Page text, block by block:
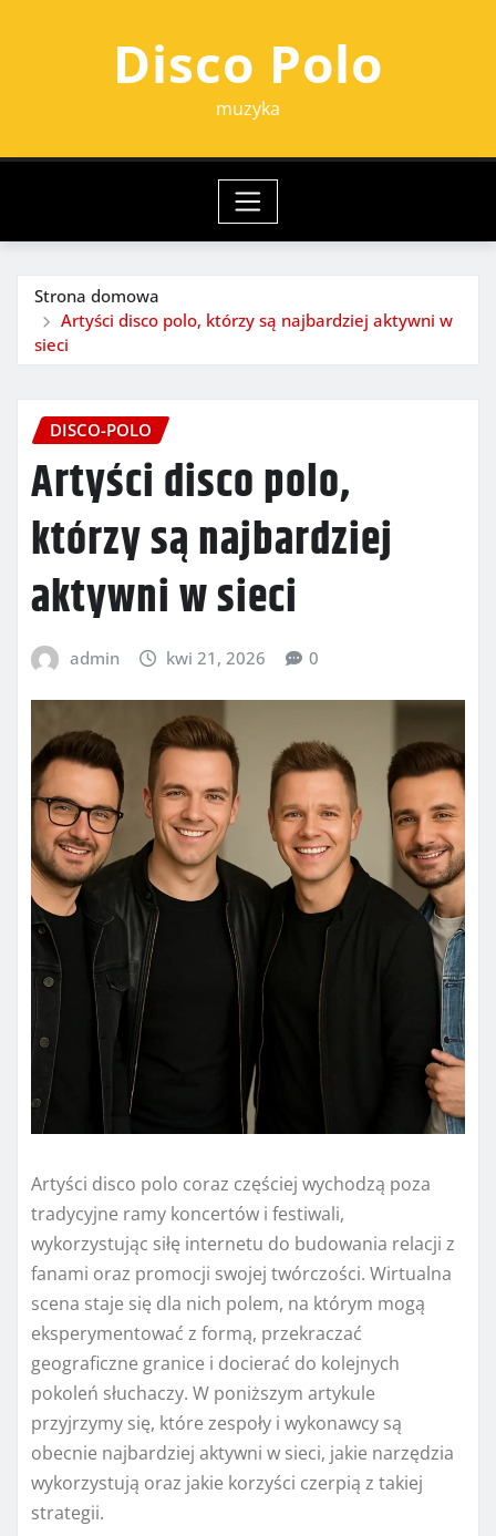
Disco Polo
muzyka
Strona domowa
Artyści disco polo, którzy są najbardziej aktywni w
sieci
DISCO-POLO
Artyści disco polo,
którzy są najbardziej
aktywni w sieci
admin kwi 21, 2026 0
Artyści disco polo coraz częściej wychodzą poza
tradycyjne ramy koncertów i festiwali,
wykorzystując siłę internetu do budowania relacji z
fanami oraz promocji swojej twórczości. Wirtualna
scena staje się dla nich polem, na którym mogą
eksperymentować z formą, przekraczać
geograficzne granice i docierać do kolejnych
pokoleń słuchaczy. W poniższym artykule
przyjrzymy się, które zespoły i wykonawcy są
obecnie najbardziej aktywni w sieci, jakie narzędzia
wykorzystują oraz jakie korzyści czerpią z takiej
strategii.